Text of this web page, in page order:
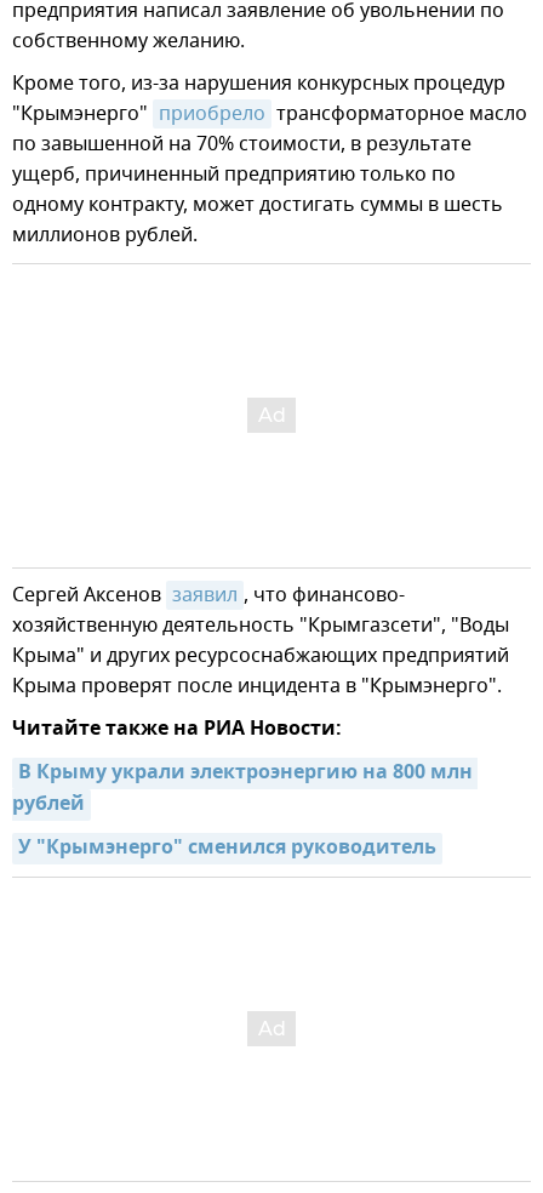
предприятия написал заявление об увольнении по
собственному желанию.
Кроме того, из-за нарушения конкурсных процедур
"Крымэнерго" приобрело трансформаторное масло
по завышенной на 70% стоимости, в результате
ущерб, причиненный предприятию только по
одному контракту, может достигать суммы в шесть
миллионов рублей.
Сергей Аксенов заявил , что финансово-
хозяйственную деятельность "Крымгазсети", "Воды
Крыма" и других ресурсоснабжающих предприятий
Крыма проверят после инцидента в "Крымэнерго".
Читайте также на РИА Новости:
В Крыму украли электроэнергию на 800 млн
рублей
У "Крымэнерго" сменился руководитель